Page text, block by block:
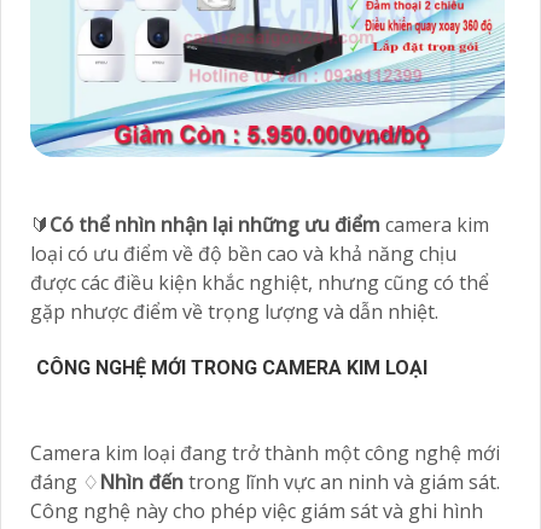
🔰Có thể nhìn nhận lại những ưu điểm camera kim
loại có ưu điểm về độ bền cao và khả năng chịu
được các điều kiện khắc nghiệt, nhưng cũng có thể
gặp nhược điểm về trọng lượng và dẫn nhiệt.
CÔNG NGHỆ MỚI TRONG CAMERA KIM LOẠI
Camera kim loại đang trở thành một công nghệ mới
đáng ♢Nhìn đếntrong lĩnh vực an ninh và giám sát.
Công nghệ này cho phép việc giám sát và ghi hình